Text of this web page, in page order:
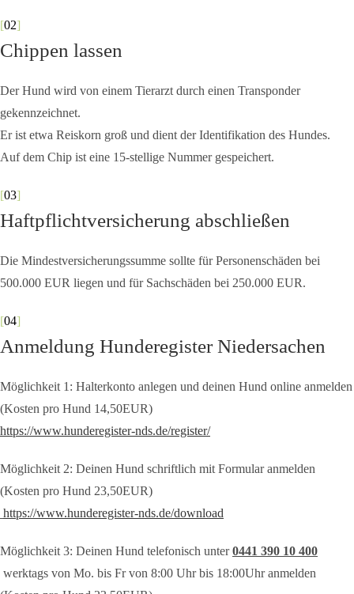
[02]
Chippen lassen
Der Hund wird von einem Tierarzt durch einen Transponder
gekennzeichnet.
Er ist etwa Reiskorn groß und dient der Identifikation des Hundes.
Auf dem Chip ist eine 15-stellige Nummer gespeichert.
[03]
Haftpflichtversicherung abschließen
Die Mindestversicherungssumme sollte für Personenschäden bei
500.000 EUR liegen und für Sachschäden bei 250.000 EUR.
[04]
Anmeldung Hunderegister Niedersachen
Möglichkeit 1: Halterkonto anlegen und deinen Hund online anmelden
(Kosten pro Hund 14,50EUR)
https://www.hunderegister-nds.de/register/
Möglichkeit 2: Deinen Hund schriftlich mit Formular anmelden
(Kosten pro Hund 23,50EUR)
https://www.hunderegister-nds.de/download
Möglichkeit 3: Deinen Hund telefonisch unter0441 390 10 400
werktags von Mo. bis Fr von 8:00 Uhr bis 18:00Uhr anmelden